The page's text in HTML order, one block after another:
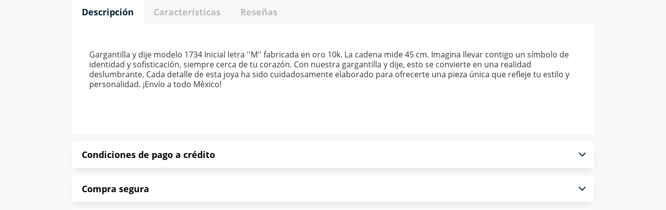
Descripción Características Reseñas
Gargantilla y dije modelo 1734 Inicial letra ''M'' fabricada en oro 10k. La cadena mide 45 cm. Imagina llevar contigo un símbolo de
identidad y sofisticación, siempre cerca de tu corazón. Con nuestra gargantilla y dije, esto se convierte en una realidad
deslumbrante. Cada detalle de esta joya ha sido cuidadosamente elaborado para ofrecerte una pieza única que refleje tu estilo y
personalidad. ¡Envío a todo México!
Condiciones de pago a crédito
Compra segura